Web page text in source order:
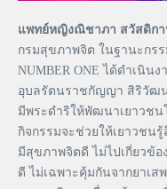
แพทย์หญิงณิชาภา สวัสดิก
กรมสุขภาพจิต ในฐานะกรร
NUMBER ONE ได้ดำเนิน
อุบลรัตนราชกัญญา สิริวัฒ
มีพระดำริให้พัฒนาเยาวชน
กิจกรรมจะช่วยให้เยาวชน
มีสุขภาพจิตดี ไม่ไปเกี่ยวข้
ดี ไม่เฉพาะคุ้มกันจากยาเ